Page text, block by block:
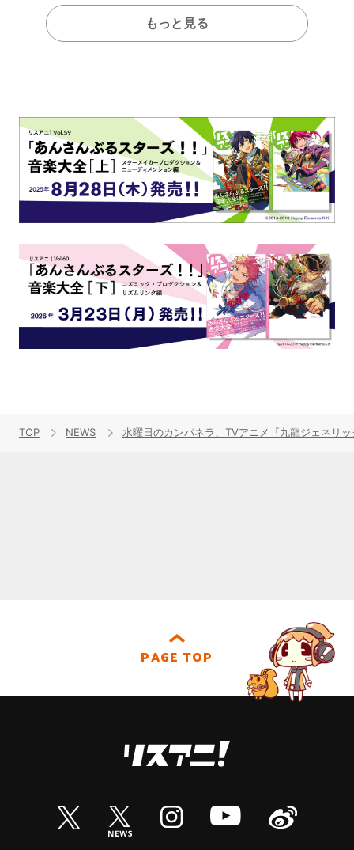
もっと見る
TOP NEWS 水曜日のカンパネラ、TVアニメ『九龍ジェネリ
PAGE TOP